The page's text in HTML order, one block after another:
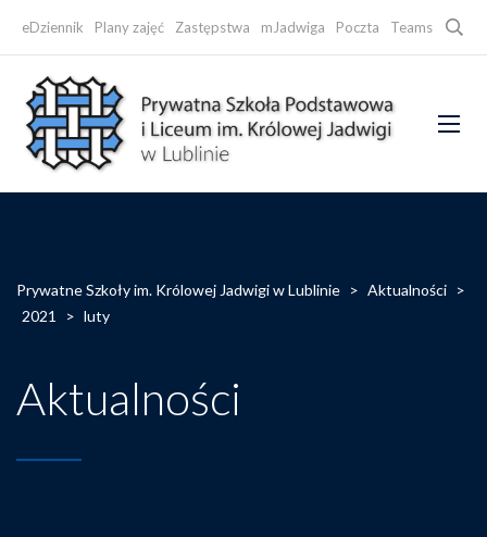
eDziennik Plany zajęć Zastępstwa mJadwiga Poczta Teams
Prywatne Szkoły im. Królowej Jadwigi w Lublinie > Aktualności >
2021
> luty
Aktualności